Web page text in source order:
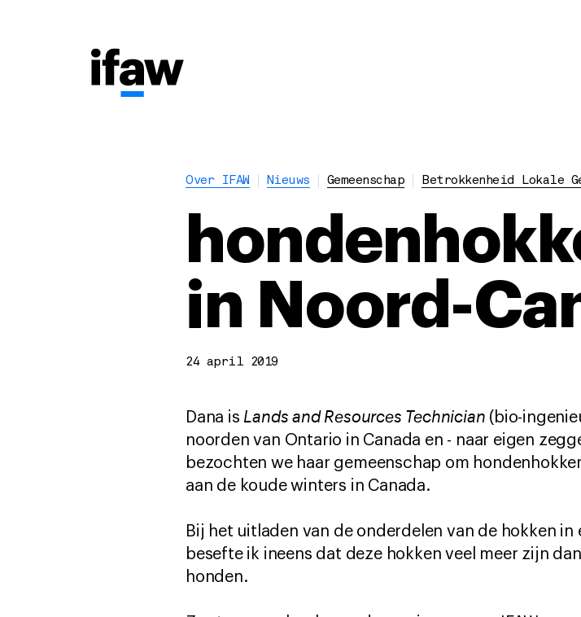
Over IFAW Nieuws Gemeenschap Betrokkenheid Lokale
in Noord-
24 april 2019
Dana is Lands and Resources Technician (bio-
noorden van Ontario in Canada en - naar eigen
bezochten we haar gemeenschap om
aan de koude winters in Canada.
Bij het uitladen van de onderdelen van de hokken
besefte ik ineens dat deze hokken veel meer zijn
honden.